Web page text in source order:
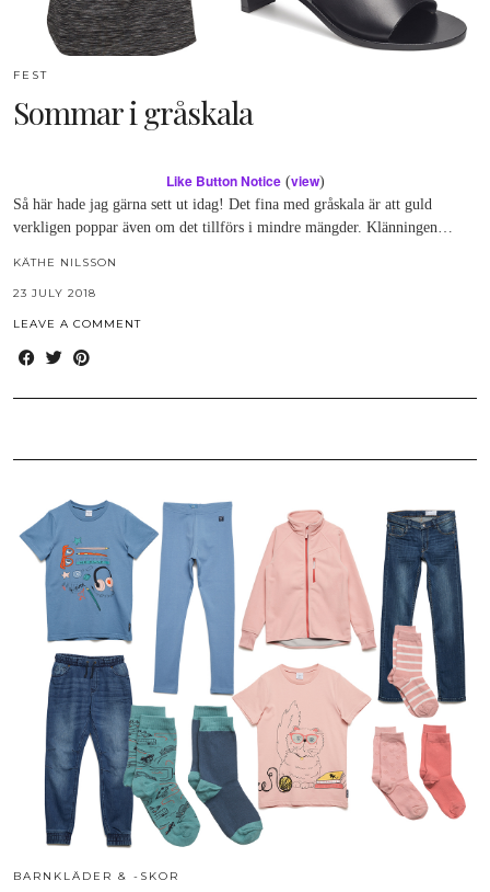
FEST
Sommar i gråskala
Like Button Notice(view)
Så här hade jag gärna sett ut idag! Det fina med gråskala är att guld
verkligen poppar även om det tillförs i mindre mängder. Klänningen…
KÄTHE NILSSON
23 JULY 2018
LEAVE A COMMENT
BARNKLÄDER & -SKOR